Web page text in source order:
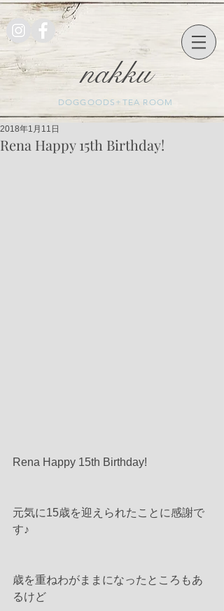
nakku
DOGGOODS+TEA ROOM
Rena Happy 15th Birthday!
2018年1月11日
Rena Happy 15th Birthday!
元気に15歳を迎えられたことに感謝で
す♪
歳を重ねわがままになったところもあ
るけど